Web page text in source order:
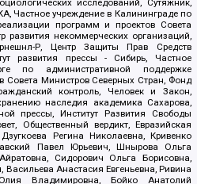
исследований, Сутяжник,
учреждение в Калининграде по
программ и проектов Совета
развития некоммерческих организаций,
Р, Центр Защиты Прав Средств
развития прессы - Сибирь, Частное
по административной поддержке
Совета Министров Северных Стран, Фонд
контроль, Человек и Закон,
наследия академика Сахарова,
прессы, Институт Развития Свободы
Общественный вердикт, Евразийская
Регина Николаевна, Кривенко
Павел Юрьевич, Шнырова Ольга
Сидорович Ольга Борисовна,
Васильева Анастасия Евгеньевна, Ривина
Владимировна, Бойко Анатолий